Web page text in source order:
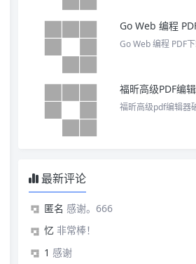
Go Web 编程
Go Web 编程 PDF
福昕高级pdf编辑器
最新评论
匿名 感谢。666
忆 非常棒！
1 感谢